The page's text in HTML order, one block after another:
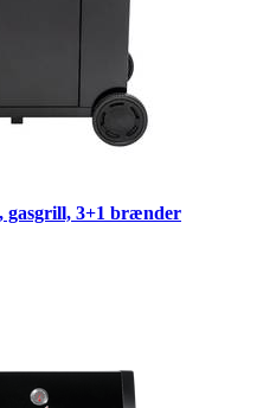
gasgrill, 3+1 brænder